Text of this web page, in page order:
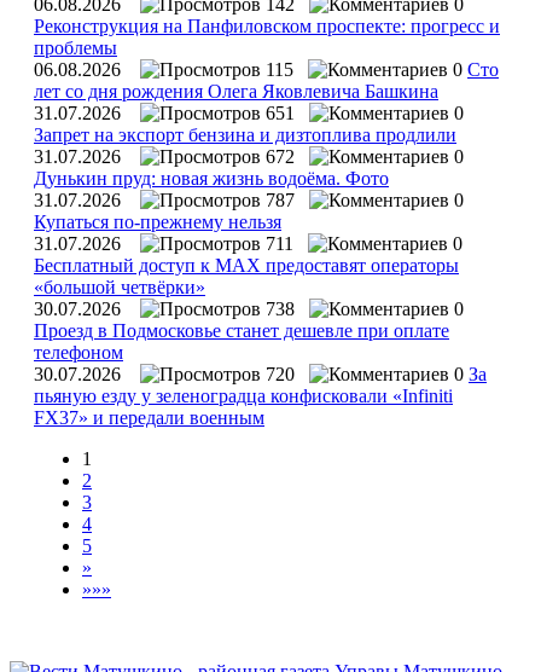
Реконструкция на Панфиловском проспекте: прогресс и
проблемы
06.08.2026
115 0 Сто
лет со дня рождения Олега Яковлевича Башкина
31.07.2026
651
0
Запрет на экспорт бензина и дизтоплива продлили
31.07.2026
672
0
Дунькин пруд: новая жизнь водоёма. Фото
31.07.2026
787
0
Купаться по‑прежнему нельзя
31.07.2026
711
0
Бесплатный доступ к MAX предоставят операторы
«большой четвёрки»
30.07.2026
738
0
Проезд в Подмосковье станет дешевле при оплате
телефоном
30.07.2026
720 0 За
пьяную езду у зеленоградца конфисковали «Infiniti
FX37» и передали военным
1
2
3
4
5
»
»»»